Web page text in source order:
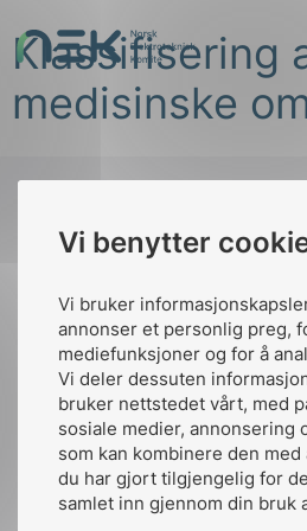
Vi benytter
Vi bruker
annonser et personlig preg,
mediefunksjoner og for å
Vi deler dessuten
bruker nettstedet vårt, med
sosiale medier, annonsering
som kan kombinere den
du har gjort tilgjengelig for
samlet inn gjennom din bruk
til
innhold
NEK
Søk
Klassifisering
medisinske
Kontakt oss
Ansatte
Kontakt
Bruk